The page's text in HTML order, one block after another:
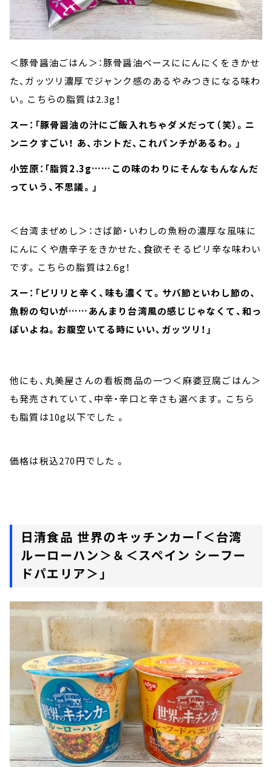
＜豚骨醤油ごはん＞：豚骨醤油ベースににんにくをきかせ
た、ガッツリ濃厚でジャンク感のあるやみつきになる味わ
い。こちらの脂質は2.3g！
スー：「豚骨醤油の汁にご飯入れちゃダメだって（笑）。ニ
ンニクすごい！ あ、ホントだ、これパンチがあるわ。」
小笠原：「脂質2.3g……この味のわりにそんなもんなんだ
っていう、不思議。」
＜台湾まぜめし＞：さば節・いわしの魚粉の濃厚な風味に
にんにくや唐辛子をきかせた、食欲そそるピリ辛な味わい
です。こちらの脂質は2.6g！
スー：「ピリリと辛く、味も濃くて。サバ節といわし節の、
魚粉の匂いが……あんまり台湾風の感じじゃなくて、和っ
ぽいよね。お腹空いてる時にいい、ガッツリ！」
他にも、丸美屋さんの看板商品の一つ＜麻婆豆腐ごはん＞
も発売されていて、中辛・辛口と辛さも選べます。こちら
も脂質は10g以下でした 。
価格は税込270円でした 。
日清食品 世界のキッチンカー「＜台湾
ルーローハン＞＆＜スペイン シーフー
ドパエリア＞」